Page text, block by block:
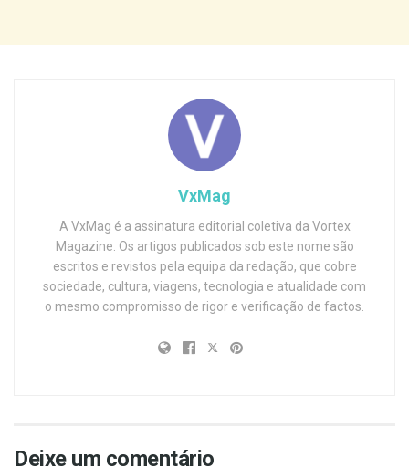
VxMag
A VxMag é a assinatura editorial coletiva da Vortex
Magazine. Os artigos publicados sob este nome são
escritos e revistos pela equipa da redação, que cobre
sociedade, cultura, viagens, tecnologia e atualidade com
o mesmo compromisso de rigor e verificação de factos.
Deixe um comentário